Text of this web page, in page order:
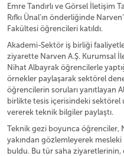
Emre Tandırlı ve Görsel İletişim
Rıfkı Ünal’ın önderliğinde
Fakültesi öğrencileri katıldı.
Akademi-Sektör iş birliği
ziyarette Narven A.Ş. Kurumsal
Nihat Albayrak öğrencilerle
örnekler paylaşarak sektörel
öğrencilerin soruları yanıtlayan
birlikte tesis içerisindeki
vererek teknik bilgiler paylaştı.
Teknik gezi boyunca öğrenciler,
yakından gözlemleyerek
buldu. Bu tür saha